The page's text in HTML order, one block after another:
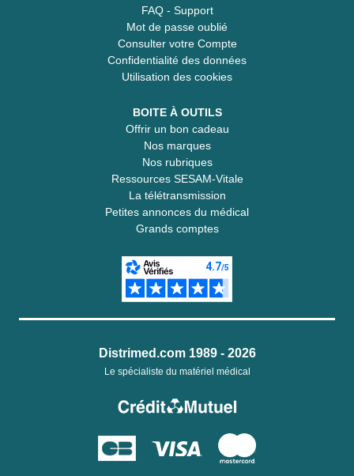
FAQ - Support
Mot de passe oublié
Consulter votre Compte
Confidentialité des données
Utilisation des cookies
BOITE À OUTILS
Offrir un bon cadeau
Nos marques
Nos rubriques
Ressources SESAM-Vitale
La télétransmission
Petites annonces du médical
Grands comptes
Distrimed.com 1989 - 2026
Le spécialiste du matériel médical